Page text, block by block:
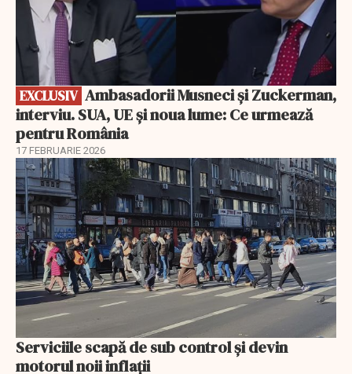
EXCLUSIV
interviu. SUA, UE și noua lume: Ce urmează
pentru România
17 FEBRUARIE 2026
Serviciile scapă de sub control și devin
motorul noii inflații